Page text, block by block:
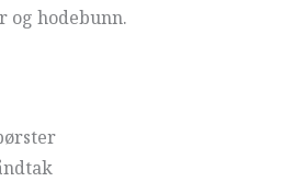
og hodebunn.